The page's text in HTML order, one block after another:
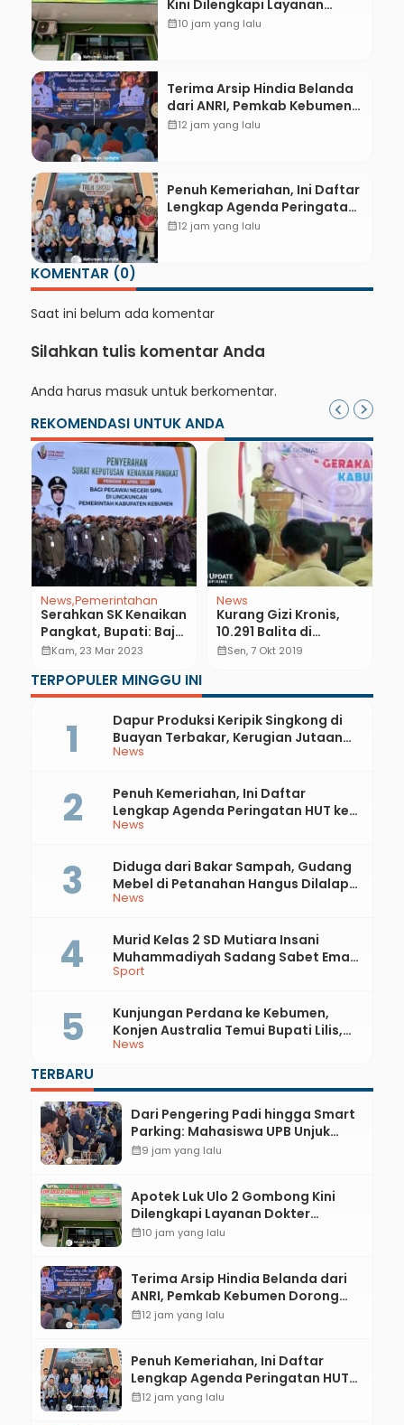
Kini Dilengkapi Layanan
Dokter Spesialis Anak
calendar_month10 jam yang lalu
Terima Arsip Hindia Belanda
dari ANRI, Pemkab Kebumen
Dorong Integrasi Sejarah,
calendar_month12 jam yang lalu
Penuh Kemeriahan, Ini Daftar
Lengkap Agenda Peringatan
HUT ke-81 RI dan Hari Jadi ke-
calendar_month12 jam yang lalu
KOMENTAR (0)
Saat ini belum ada komentar
Silahkan tulis komentar Anda
Anda harus masuk untuk berkomentar.
REKOMENDASI UNTUK ANDA
News Pemerintahan
Serahkan SK Kenaikan
Pangkat, Bupati: Baju
Adat Kebumen Diatur
calendar_monthKam, 23 Mar 2023
News
Kurang Gizi Kronis,
10.291 Balita di
Kebumen Stunting
calendar_monthSen, 7 Okt 2019
TERPOPULER MINGGU INI
News
Dapur Produksi Keripik Singkong di
Buayan Terbakar, Kerugian Jutaan
Rupiah
News
Penuh Kemeriahan, Ini Daftar
Lengkap Agenda Peringatan HUT ke-
81 RI dan Hari Jadi ke-397 Kabupaten
News
Diduga dari Bakar Sampah, Gudang
Mebel di Petanahan Hangus Dilalap
Api
Sport
Murid Kelas 2 SD Mutiara Insani
Muhammadiyah Sadang Sabet Emas
dan Perak di Kejurda Tapak Suci
News
Kunjungan Perdana ke Kebumen,
Konjen Australia Temui Bupati Lilis,
Ini yang Dibahas
TERBARU
Dari Pengering Padi hingga Smart
Parking: Mahasiswa UPB Unjuk
Gigi Lewat Pameran CODEX 2
calendar_month9 jam yang lalu
Apotek Luk Ulo 2 Gombong Kini
Dilengkapi Layanan Dokter
Spesialis Anak
calendar_month10 jam yang lalu
Terima Arsip Hindia Belanda dari
ANRI, Pemkab Kebumen Dorong
Integrasi Sejarah, Geopark, dan
calendar_month12 jam yang lalu
Penuh Kemeriahan, Ini Daftar
Lengkap Agenda Peringatan HUT
ke-81 RI dan Hari Jadi ke-397
calendar_month12 jam yang lalu